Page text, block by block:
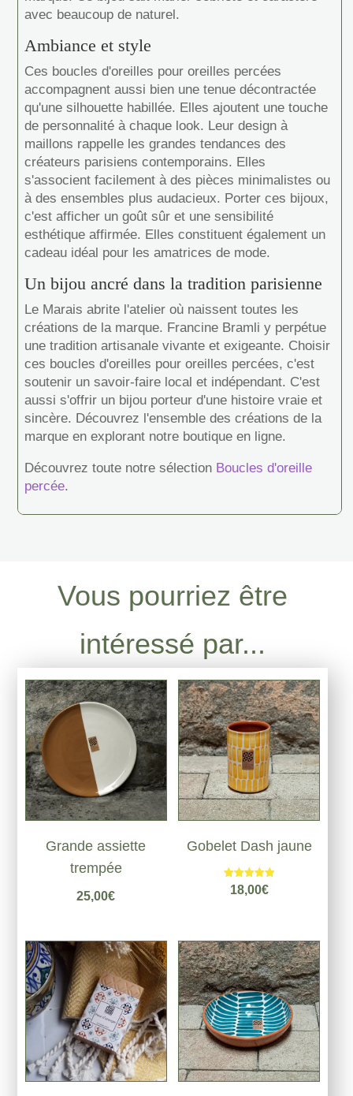
avec beaucoup de naturel.
Ambiance et style
Ces boucles d'oreilles pour oreilles percées
accompagnent aussi bien une tenue décontractée
qu'une silhouette habillée. Elles ajoutent une touche
de personnalité à chaque look. Leur design à
maillons rappelle les grandes tendances des
créateurs parisiens contemporains. Elles
s'associent facilement à des pièces minimalistes ou
à des ensembles plus audacieux. Porter ces bijoux,
c'est afficher un goût sûr et une sensibilité
esthétique affirmée. Elles constituent également un
cadeau idéal pour les amatrices de mode.
Un bijou ancré dans la tradition parisienne
Le Marais abrite l'atelier où naissent toutes les
créations de la marque. Francine Bramli y perpétue
une tradition artisanale vivante et exigeante. Choisir
ces boucles d'oreilles pour oreilles percées, c'est
soutenir un savoir-faire local et indépendant. C'est
aussi s'offrir un bijou porteur d'une histoire vraie et
sincère. Découvrez l'ensemble des créations de la
marque en explorant notre boutique en ligne.
Découvrez toute notre sélection Boucles d'oreille
percée.
Vous pourriez être
intéressé par...
Grande assiette
trempée
25,00€
Gobelet Dash jaune
Note
5.00
18,00€